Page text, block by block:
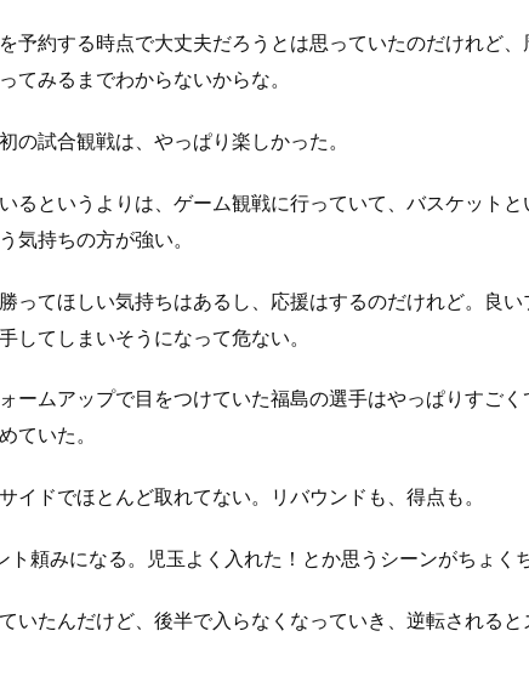
予約する時点で大丈夫だろうとは思っていたのだけれど
てみるまでわからないからな。
の試合観戦は、やっぱり楽しかった。
るというよりは、ゲーム観戦に行っていて、バスケットと
気持ちの方が強い。
ってほしい気持ちはあるし、応援はするのだけれど。良
してしまいそうになって危ない。
ームアップで目をつけていた福島の選手はやっぱりすご
ていた。
イドでほとんど取れてない。リバウンドも、得点も。
ト頼みになる。児玉よく入れた！とか思うシーンがちょく
いたんだけど、後半で入らなくなっていき、逆転されると